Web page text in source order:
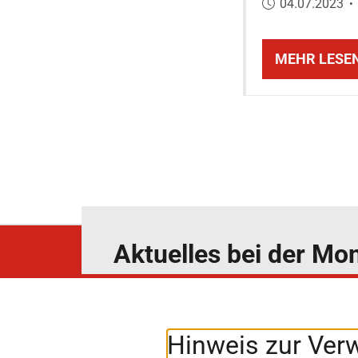
Hinweis zur
04.07.2023 •
MEHR
Aktuelles bei der
News4Competition
Abonnieren Sie unseren